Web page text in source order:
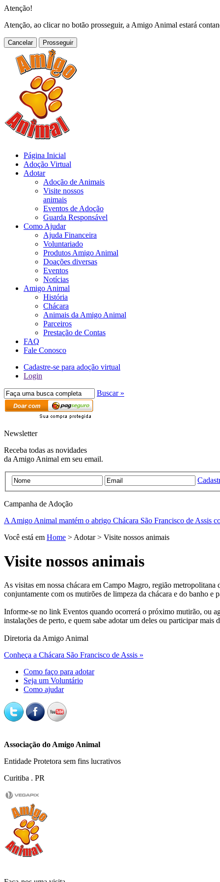
Atenção!
Atenção, ao clicar no botão prosseguir, a Amigo Animal estará
Cancelar
Página Inicial
Adoção Virtual
Adotar
Adoção de Animais
Visite nossos
animais
Eventos de Adoção
Guarda Responsável
Como Ajudar
Ajuda Financeira
Voluntariado
Produtos Amigo Animal
Doações diversas
Eventos
Notícias
Amigo Animal
História
Chácara
Animais da Amigo Animal
Parceiros
Prestação de Contas
FAQ
Fale Conosco
Cadastre-se para adoção virtual
Login
Buscar »
Newsletter
Receba todas as novidades
da Amigo Animal em seu email.
Campanha de Adoção
A Amigo Animal mantém o abrigo Chácara São Francisco de Assis
Você está em Home > Adotar > Visite nossos animais
Visite nossos animais
As visitas em nossa chácara em Campo Magro, região
conjuntamente com os mutirões de limpeza da chácara e do banho e
Informe-se no link Eventos quando ocorrerá o próximo mutirão, ou
instalações de perto, e quem sabe adotar um deles ou participar mais
Diretoria da Amigo Animal
Conheça a Chácara São Francisco de Assis »
Como faço para adotar
Seja um Voluntário
Como ajudar
Associação do Amigo Animal
Entidade Protetora sem fins lucrativos
Curitiba . PR